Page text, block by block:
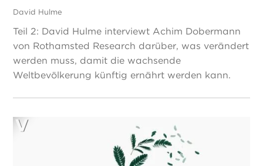
David Hulme
Teil 2: David Hulme interviewt Achim Dobermann
von Rothamsted Research darüber, was verändert
werden muss, damit die wachsende
Weltbevölkerung künftig ernährt werden kann.